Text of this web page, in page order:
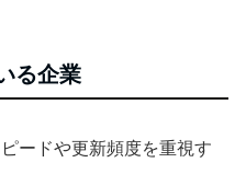
る企業
ードや更新頻度を重視す